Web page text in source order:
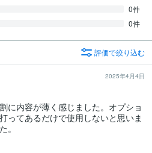
0件
0件
評価で絞り込む
2025年4月4日
に内容が薄く感じました。オプショ
ってあるだけで使用しないと思いま
。